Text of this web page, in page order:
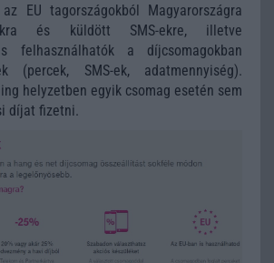
EU tagországokból Magyarországra
és küldött SMS-ekre, illetve
felhasználhatók a díjcsomagokban
(percek, SMS-ek, adatmennyiség).
helyzetben egyik csomag esetén sem
díjat fizetni.